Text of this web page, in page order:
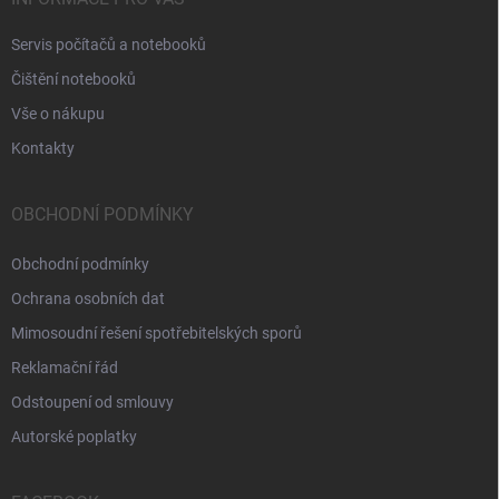
Servis počítačů a notebooků
Čištění notebooků
Vše o nákupu
Kontakty
OBCHODNÍ PODMÍNKY
Obchodní podmínky
Ochrana osobních dat
Mimosoudní řešení spotřebitelských sporů
Reklamační řád
Odstoupení od smlouvy
Autorské poplatky